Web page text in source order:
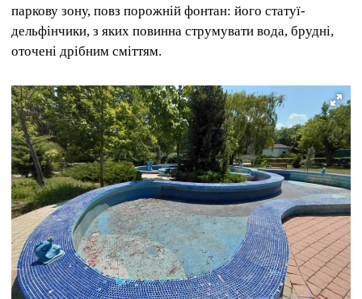
паркову зону, повз порожній фонтан: його статуї-
дельфінчики, з яких повинна струмувати вода, брудні,
оточені дрібним сміттям.